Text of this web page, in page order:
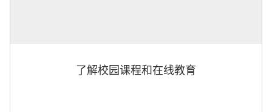
了解校园课程和在线教育